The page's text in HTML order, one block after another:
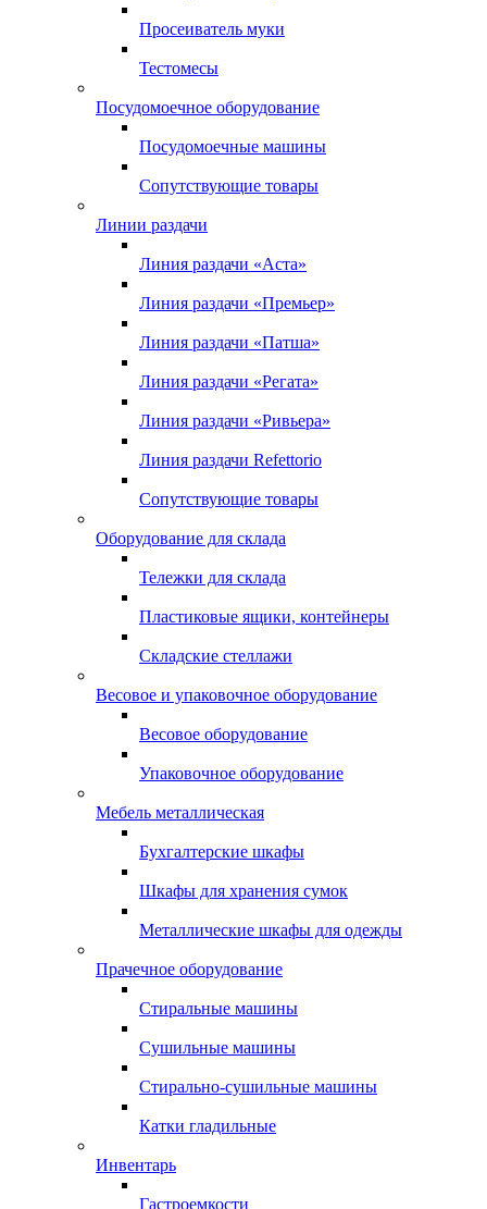
Просеиватель муки
Тестомесы
Посудомоечное оборудование
Посудомоечные машины
Сопутствующие товары
Линии раздачи
Линия раздачи «Аста»
Линия раздачи «Премьер»
Линия раздачи «Патша»
Линия раздачи «Регата»
Линия раздачи «Ривьера»
Линия раздачи Refettorio
Сопутствующие товары
Оборудование для склада
Тележки для склада
Пластиковые ящики, контейнеры
Складские стеллажи
Весовое и упаковочное оборудование
Весовое оборудование
Упаковочное оборудование
Мебель металлическая
Бухгалтерские шкафы
Шкафы для хранения сумок
Металлические шкафы для одежды
Прачечное оборудование
Стиральные машины
Сушильные машины
Стирально-сушильные машины
Катки гладильные
Инвентарь
Гастроемкости